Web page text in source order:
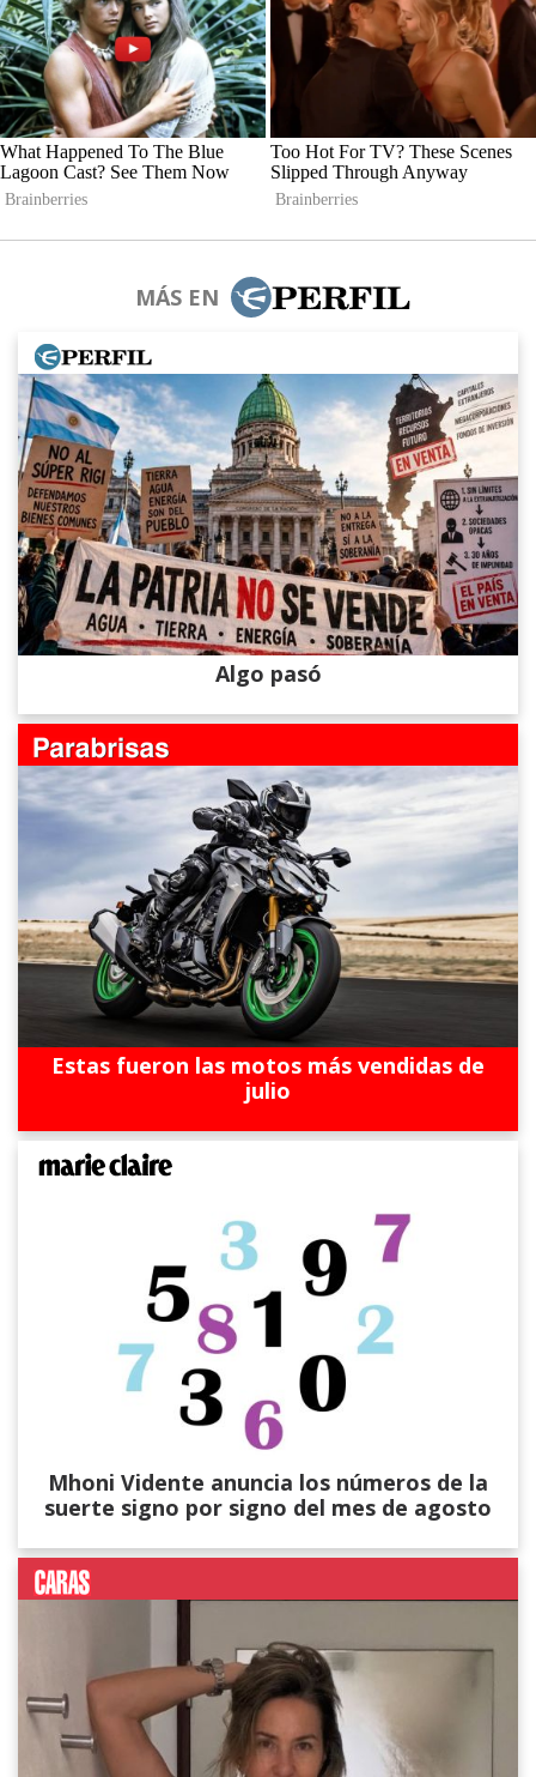
MÁS EN
Algo pasó
Estas fueron las motos más vendidas de
julio
Mhoni Vidente anuncia los números de la
suerte signo por signo del mes de agosto